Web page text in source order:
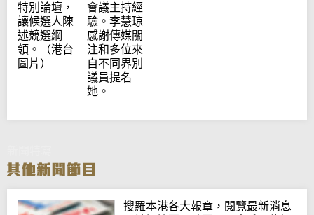
特別論壇，
讓候選人陳
述競選綱
領。（港台
圖片）
會議主持經
驗。李慧琼
感謝傳媒關
注和多位來
自不同界別
議員提名
她。
搜羅本港各大報章，閱覽最新消息